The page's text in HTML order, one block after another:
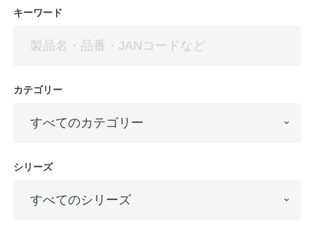
キーワード
カテゴリー
シリーズ